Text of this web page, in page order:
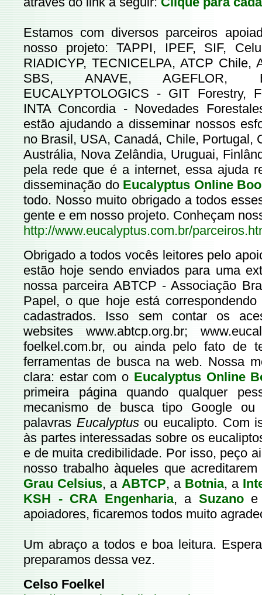
Estamos com diversos parceiros
nosso projeto: TAPPI, IPEF, SIF,
RIADICYP, TECNICELPA, ATCP Chile,
SBS, ANAVE, AGEFLOR,
EUCALYPTOLOGICS - GIT Forestry,
INTA Concordia - Novedades
estão ajudando a disseminar nossos
no Brasil, USA, Canadá, Chile, Portugal,
Austrália, Nova Zelândia, Uruguai,
pela rede que é a internet, essa ajuda
disseminação do Eucalyptus Online
todo. Nosso muito obrigado a todos
gente e em nosso projeto. Conheçam
http://www.eucalyptus.com.br/
Obrigado a todos vocês leitores pelo
estão hoje sendo enviados para uma
nossa parceira ABTCP - Associação
Papel, o que hoje está
cadastrados. Isso sem contar os
websites www.abtcp.org.br;
foelkel.com.br, ou ainda pelo fato de
ferramentas de busca na web. Nossa
clara: estar com o Eucalyptus Online
primeira página quando qualquer
mecanismo de busca tipo Google
palavras Eucalyptusou eucalipto. Com
às partes interessadas sobre os
e de muita credibilidade. Por isso, peço
nosso trabalho àqueles que
Grau Celsius, a ABTCP, a Botnia, a
KSH - CRA Engenharia, aSuzanoe
apoiadores, ficaremos todos muito
Um abraço a todos e boa leitura.
preparamos dessa vez.
Celso Foelkel